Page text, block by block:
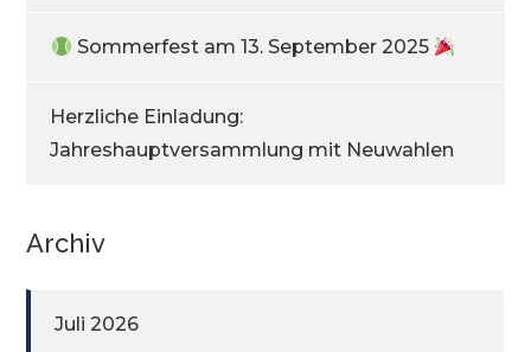
Sommerfest am 13. September 2025
Herzliche Einladung:
Jahreshauptversammlung mit Neuwahlen
Archiv
Juli 2026